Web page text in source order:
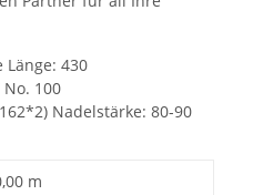
430
No. 100
Nadelstärke: 80-90
m